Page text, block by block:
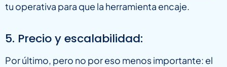
tu operativa para que la herramienta encaje.
5. Precio y escalabilidad:
Por último, pero no por eso menos importante: el